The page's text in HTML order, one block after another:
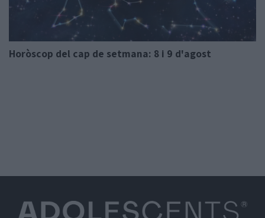
Horòscop del cap de setmana: 8 i 9 d'agost